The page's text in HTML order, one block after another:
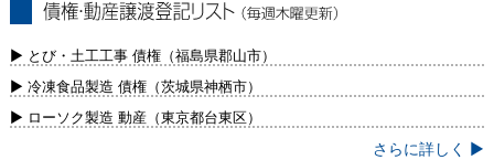
新）
▶ とび・土工工事 債権（福島県郡山市）
▶ 冷凍食品製造 債権（茨城県神栖市）
▶ ローソク製造 動産（東京都台東区）
さらに詳しく ▶